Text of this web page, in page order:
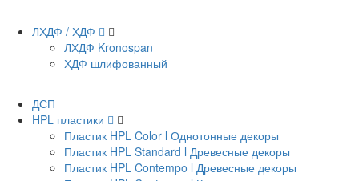
ЛХДФ / ХДФ
ЛХДФ Kronospan
ХДФ шлифованный
ДСП
HPL пластики
Пластик HPL Color l Однотонные декоры
Пластик HPL Standard l Древесные декоры
Пластик HPL Contempo l Древесные декоры